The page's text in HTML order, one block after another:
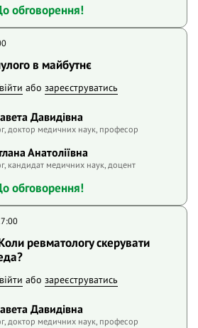
обговорення!
в майбутнє
або зареєструватись
Давидівна
доктор медичних наук, професор
Анатоліївна
кандидат медичних наук, доцент
обговорення!
ревматологу скерувати
або зареєструватись
Давидівна
доктор медичних наук, професор